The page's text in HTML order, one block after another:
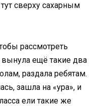
сверху сахарным
рассмотреть
вынула ещё такие два
раздала ребятам.
зашла на «ура», и
ели такие же